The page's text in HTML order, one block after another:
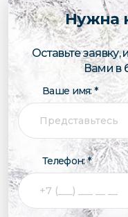
Нужна
Оставьте
Вами в
Ваше имя: *
Телефон: *